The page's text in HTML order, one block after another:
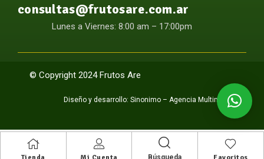
Búsqueda
consultas@frutosare.com.ar
Lunes a Viernes: 8:00 am – 17:00pm
© Copyright 2024 Frutos Are
Diseño y desarrollo: Sinonimo – Agencia Multimedia